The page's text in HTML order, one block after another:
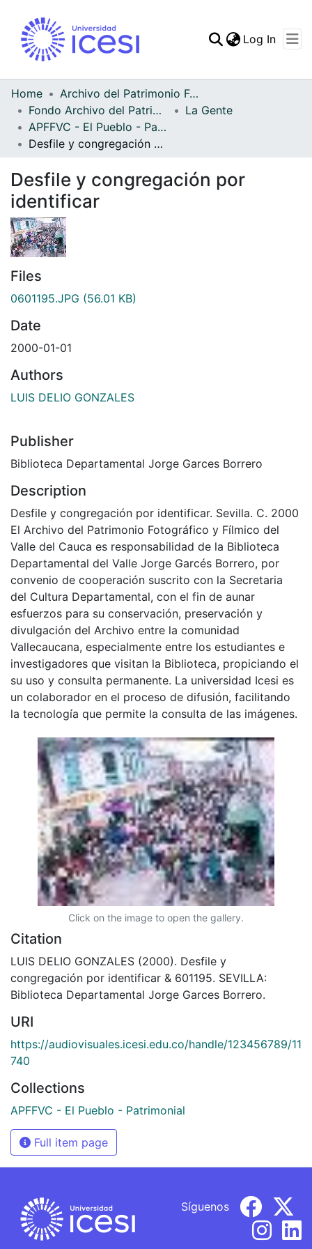
Statistics
Log In
Home
Archivo del Patrimonio Fotográfico y Fílmico del Valle del Cauca
Fondo Archivo del Patrimonio Fotográfico y Fílmico del Valle del Cauca
La Gente
APFFVC - El Pueblo - Patrimonial
Desfile y congregación por identificar
Desfile y congregación por
identificar
Files
0601195.JPG (56.01 KB)
Date
2000-01-01
Authors
LUIS DELIO GONZALES
Publisher
Biblioteca Departamental Jorge Garces Borrero
Description
Desfile y congregación por identificar. Sevilla. C. 2000
El Archivo del Patrimonio Fotográfico y Fílmico del
Valle del Cauca es responsabilidad de la Biblioteca
Departamental del Valle Jorge Garcés Borrero, por
convenio de cooperación suscrito con la Secretaria
del Cultura Departamental, con el fin de aunar
esfuerzos para su conservación, preservación y
divulgación del Archivo entre la comunidad
Vallecaucana, especialmente entre los estudiantes e
investigadores que visitan la Biblioteca, propiciando el
su uso y consulta permanente. La universidad Icesi es
un colaborador en el proceso de difusión, facilitando
la tecnología que permite la consulta de las imágenes.
Click on the image to open the gallery.
Citation
LUIS DELIO GONZALES (2000). Desfile y
congregación por identificar & 601195. SEVILLA:
Biblioteca Departamental Jorge Garces Borrero.
URI
https://audiovisuales.icesi.edu.co/handle/123456789/11
740
Collections
APFFVC - El Pueblo - Patrimonial
Full item page
Síguenos